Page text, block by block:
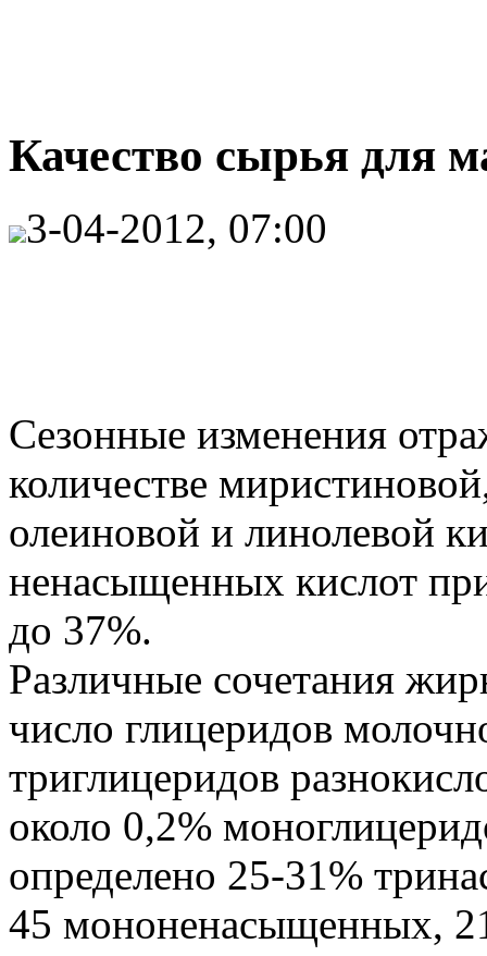
Качество сырья для
3-04-2012, 07:00
Сезонные изменения
количестве
олеиновой и линолевой
ненасыщенных кислот
до 37%.
Различные сочетания
число глицеридов
триглицеридов
около 0,2%
определено 25-31%
45 мононенасыщенных,